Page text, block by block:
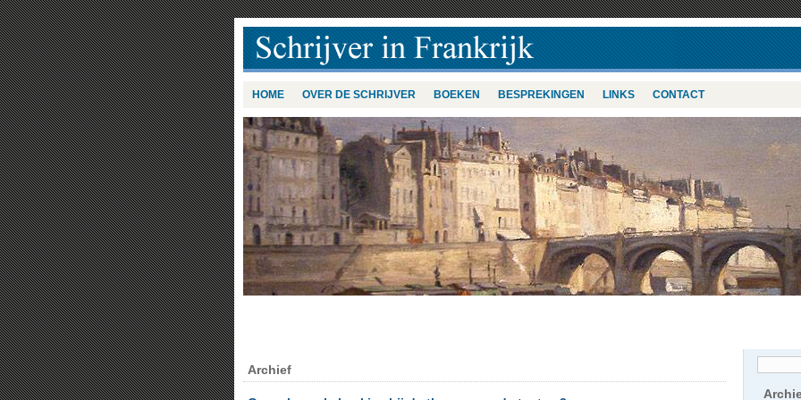
HOME OVER DE SCHRIJVER BOEKEN BESPREKINGEN LINKS CONTACT
Archief